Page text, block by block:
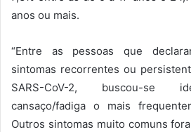
anos ou mais.
“Entre as pessoas que
sintomas recorrentes ou
SARS-CoV-2, buscou-se
cansaço/fadiga o mais
Outros sintomas muito comuns